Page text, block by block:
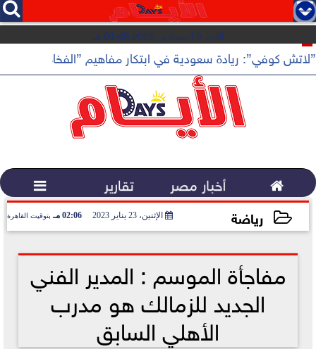
   
الأحد 9 أغسطس 2026 01:45 مـ
”لاتش كوفي”: ريادة سعودية في ابتكار مفاهيم ”الفخامة
 أخبار مصر تقارير 
رياضة الإثنين، 23 يناير 2023 02:06 مـ بتوقيت القاهرة
مفاجأة الموسم : المدير الفني
الجديد للزمالك هو مدرب
الأهلي السابق